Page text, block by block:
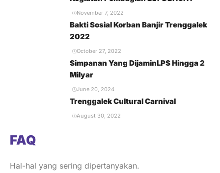
November 7, 2022
Bakti Sosial Korban Banjir Trenggalek
2022
October 27, 2022
Simpanan Yang DijaminLPS Hingga 2
Milyar
June 20, 2024
Trenggalek Cultural Carnival
August 30, 2022
FAQ
Hal-hal yang sering dipertanyakan.